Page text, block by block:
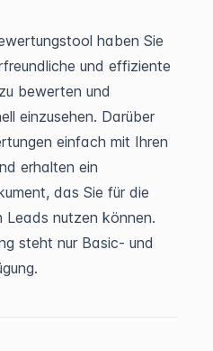
haben Sie
und effiziente
bewerten und
einzusehen. Darüber
einfach mit Ihren
erhalten ein
das Sie für die
Leads nutzen können.
steht nur Basic- und